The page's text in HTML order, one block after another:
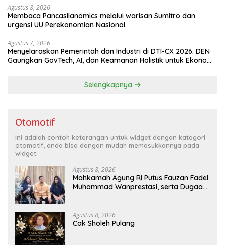
Agustus 8, 2026
Membaca Pancasilanomics melalui warisan Sumitro dan
urgensi UU Perekonomian Nasional
Agustus 7, 2026
Menyelaraskan Pemerintah dan Industri di DTI-CX 2026: DEN
Gaungkan GovTech, AI, dan Keamanan Holistik untuk Ekonomi
Selengkapnya
Otomotif
Ini adalah contoh keterangan untuk widget dengan kategori
otomotif, anda bisa dengan mudah memasukkannya pada
widget.
Agustus 8, 2026
Mahkamah Agung RI Putus Fauzan Fadel
Muhammad Wanprestasi, serta Dugaan
Agustus 8, 2026
Cak Sholeh Pulang